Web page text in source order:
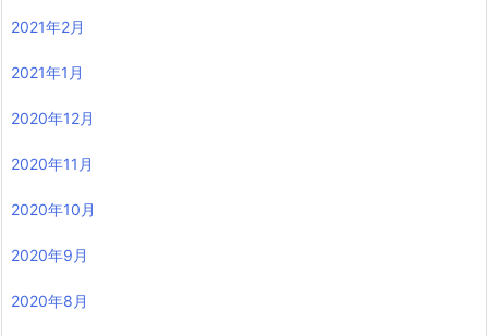
2021年2月
2021年1月
2020年12月
2020年11月
2020年10月
2020年9月
2020年8月